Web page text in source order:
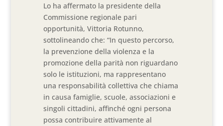
Lo ha affermato la presidente della
Commissione regionale pari
opportunità, Vittoria Rotunno,
sottolineando che: “In questo percorso,
la prevenzione della violenza e la
promozione della parità non riguardano
solo le istituzioni, ma rappresentano
una responsabilità collettiva che chiama
in causa famiglie, scuole, associazioni e
singoli cittadini, affinché ogni persona
possa contribuire attivamente al